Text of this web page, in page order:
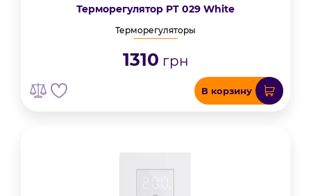
Терморегулятор PT 029 White
Терморегуляторы
1310 грн
В корзину